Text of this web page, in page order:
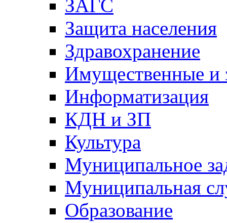
ЗАГС
Защита населения
Здравохранение
Имущественные и
Информатизация
КДН и ЗП
Культура
Муниципальное
Муниципальная
Образование